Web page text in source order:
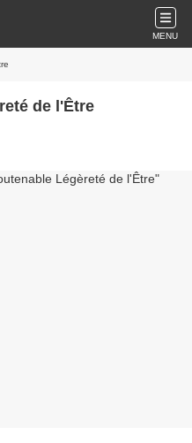
MENU
de l'Être